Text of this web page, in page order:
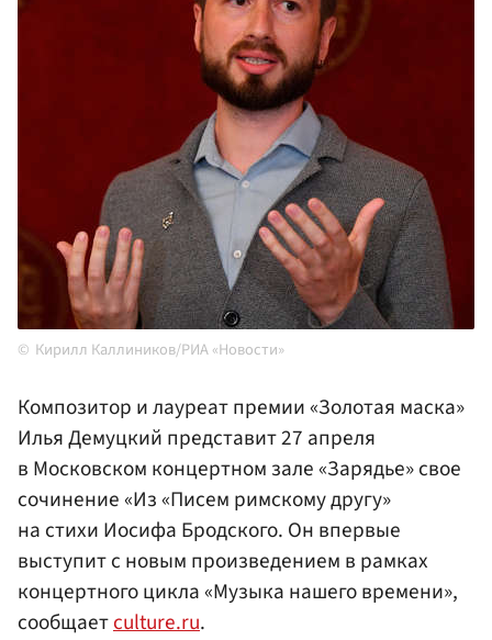
Кирилл Каллиников/РИА «Новости»
Композитор и лауреат премии «Золотая маска»
Илья Демуцкий представит 27 апреля
в Московском концертном зале «Зарядье» свое
сочинение «Из «Писем римскому другу»
на стихи Иосифа Бродского. Он впервые
выступит с новым произведением в рамках
концертного цикла «Музыка нашего времени»,
сообщаетculture.ru.